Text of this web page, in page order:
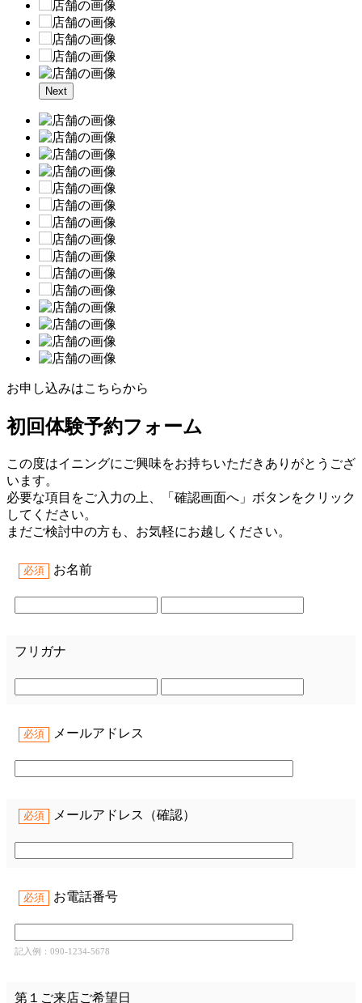
Next
お申し込みはこちらから
初回体験予約フォーム
この度はイニングにご興味をお持ちいただきありがとうござ
います。
必要な項目をご入力の上、「確認画面へ」ボタンをクリック
してください。
まだご検討中の方も、お気軽にお越しください。
必須 お名前
フリガナ
必須 メールアドレス
必須 メールアドレス（確認）
必須 お電話番号
記入例：090-1234-5678
第１ご来店ご希望日